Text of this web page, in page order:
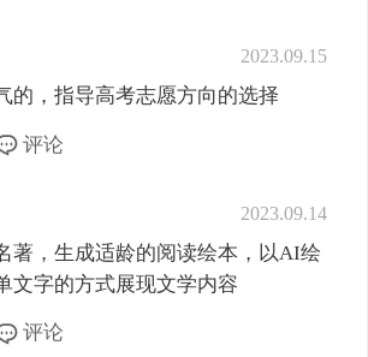
2023.09.15
的，指导高考志愿方向的选择
评论
2023.09.14
著，生成适龄的阅读绘本，以AI绘
文字的方式展现文学内容
评论